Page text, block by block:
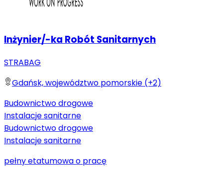
Inżynier/-ka Robót Sanitarnych
STRABAG
Gdańsk, województwo pomorskie (+2)
Budownictwo drogowe
Instalacje sanitarne
Budownictwo drogowe
Instalacje sanitarne
pełny etatumowa o pracę